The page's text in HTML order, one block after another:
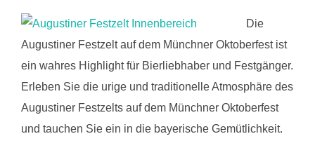
Die
Augustiner Festzelt auf dem Münchner Oktoberfest ist
ein wahres Highlight für Bierliebhaber und Festgänger.
Erleben Sie die urige und traditionelle Atmosphäre des
Augustiner Festzelts auf dem Münchner Oktoberfest
und tauchen Sie ein in die bayerische Gemütlichkeit.